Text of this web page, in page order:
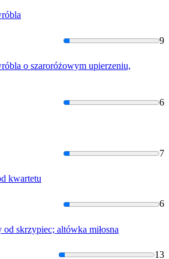
9
o szaroróżowym upierzeniu,
6
7
kwartetu
6
od skrzypiec; altówka miłosna
13